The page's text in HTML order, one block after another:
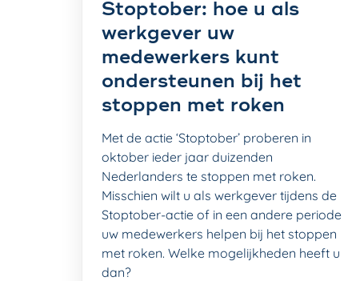
Stoptober: hoe u als
werkgever uw
medewerkers kunt
ondersteunen bij het
stoppen met roken
Met de actie ‘Stoptober’ proberen in
oktober ieder jaar duizenden
Nederlanders te stoppen met roken.
Misschien wilt u als werkgever tijdens de
Stoptober-actie of in een andere periode
uw medewerkers helpen bij het stoppen
met roken. Welke mogelijkheden heeft u
dan?